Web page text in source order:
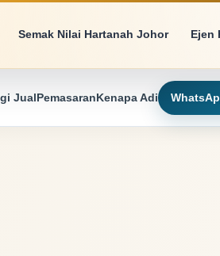
Semak Nilai Hartanah Johor Ejen
JualPemasaranKenapa Adi